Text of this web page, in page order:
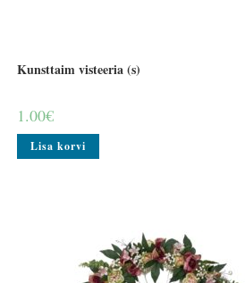
Kunsttaim visteeria (s)
1.00€
Lisa korvi